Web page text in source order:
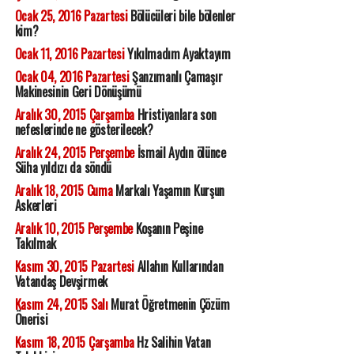
Ocak 25, 2016 PazartesiBölücüleri bile bölenler
kim?
Ocak 11, 2016 PazartesiYıkılmadım Ayaktayım
Ocak 04, 2016 PazartesiŞanzımanlı Çamaşır
Makinesinin Geri Dönüşümü
Aralık 30, 2015 ÇarşambaHristiyanlara son
nefeslerinde ne gösterilecek?
Aralık 24, 2015 Perşembeİsmail Aydın ölünce
Süha yıldızı da söndü
Aralık 18, 2015 CumaMarkalı Yaşamın Kurşun
Askerleri
Aralık 10, 2015 PerşembeKoşanın Peşine
Takılmak
Kasım 30, 2015 PazartesiAllahın Kullarından
Vatandaş Devşirmek
Kasım 24, 2015 SalıMurat Öğretmenin Çözüm
Önerisi
Kasım 18, 2015 ÇarşambaHz Salihin Vatan